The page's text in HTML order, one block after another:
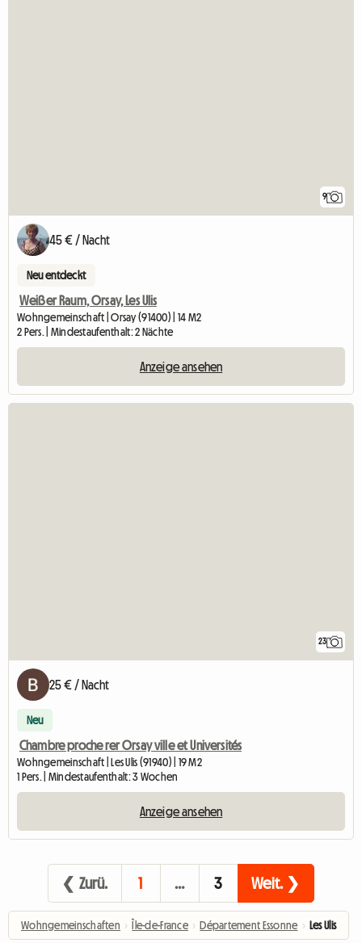
9
45 € / Nacht
Neu entdeckt
Weißer Raum, Orsay, Les Ulis
Wohngemeinschaft | Orsay (91400) | 14 M2
2 Pers. | Mindestaufenthalt: 2 Nächte
Anzeige ansehen
23
25 € / Nacht
Neu
Chambre proche rer Orsay ville et Universités
Wohngemeinschaft | Les Ulis (91940) | 19 M2
1 Pers. | Mindestaufenthalt: 3 Wochen
Anzeige ansehen
❮ Zurü. 1 … 3 Weit. ❯
Wohngemeinschaften › Île-de-France › Département Essonne › Les Ulis